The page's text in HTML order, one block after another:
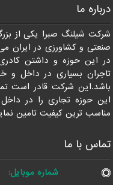
درباره ما
شرکت شیلنگ صبرا یکی از
صنعتی و کشاورزی در ایران
در این حوزه و داشتن
تاجران بسیاری در داخل و
باشد.این شرکت قادر است
این حوزه تجاری را در
مناسب ترین کیفیت تامین
تماس با ما
شماره موبایل: